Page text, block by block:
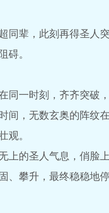
同辈，此刻再得圣人
碍。
一时刻，齐齐突破
，无数玄奥的阵纹
观。
的圣人气息，俏脸
、攀升，最终稳稳地